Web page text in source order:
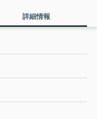
詳細情報